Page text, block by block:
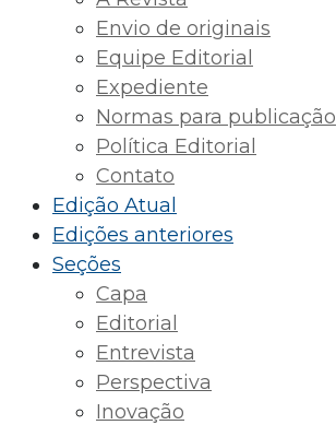
Envio de originais
Equipe Editorial
Expediente
Normas para publicação
Política Editorial
Contato
Edição Atual
Edições anteriores
Seções
Capa
Editorial
Entrevista
Perspectiva
Inovação